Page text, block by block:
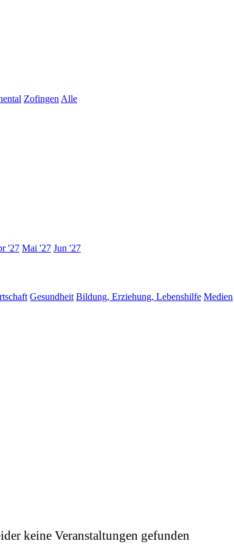
Zofingen Alle
'27 Mai '27 Jun '27
Gesundheit Bildung, Erziehung, Lebenshilfe Medien
keine Veranstaltungen gefunden